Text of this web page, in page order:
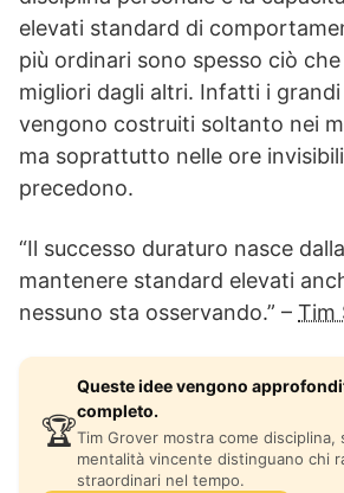
elevati standard di
più ordinari sono spesso ciò
migliori dagli altri. Infatti i
vengono costruiti soltanto nei
ma soprattutto nelle ore
precedono.
“Il successo duraturo nasce
mantenere standard elevati
nessuno sta osservando.” – Tim
🏆
Queste idee vengono
completo.
Tim Grover mostra come disciplina,
mentalità vincente distinguano chi
straordinari nel tempo.